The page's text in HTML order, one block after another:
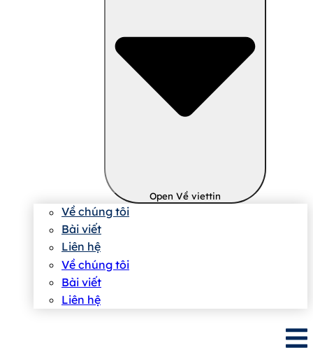
Open Về viettin
Về chúng tôi
Bài viết
Liên hệ
Về chúng tôi
Bài viết
Liên hệ